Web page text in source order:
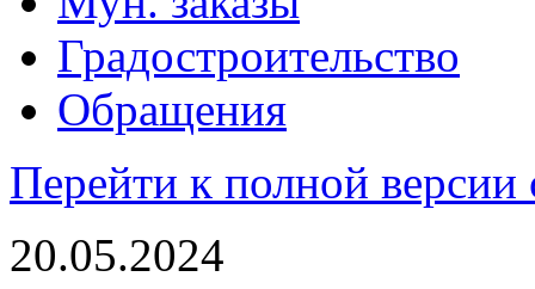
Градостроительство
Обращения
Перейти к полной версии
20.05.2024